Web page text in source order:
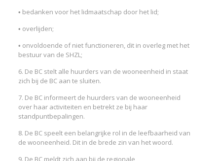
• bedanken voor het lidmaatschap door het lid;
• overlijden;
• onvoldoende of niet functioneren, dit in overleg met het
bestuur van de SHZL;
6. De BC stelt alle huurders van de wooneenheid in staat
zich bij de BC aan te sluiten.
7. De BC informeert de huurders van de wooneenheid
over haar activiteiten en betrekt ze bij haar
standpuntbepalingen.
8. De BC speelt een belangrijke rol in de leefbaarheid van
de wooneenheid. Dit in de brede zin van het woord.
9. De BC meldt zich aan bij de regionale